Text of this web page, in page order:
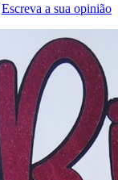
Escreva a sua opinião